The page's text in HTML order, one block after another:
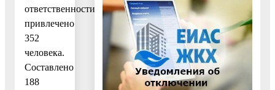
ответственности
привлечено
352
человека.
Составлено
188